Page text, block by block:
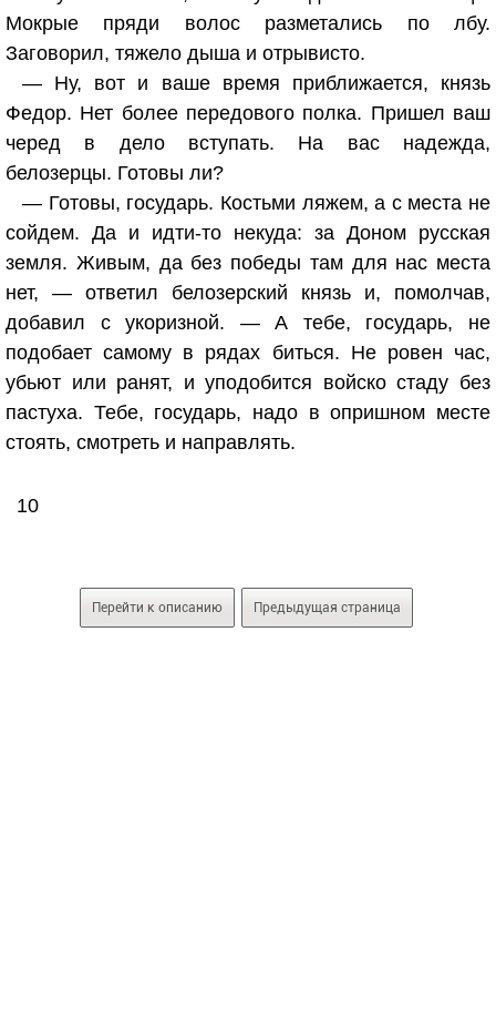
Мокрые пряди волос разметались по лбу.
Заговорил, тяжело дыша и отрывисто.
— Ну, вот и ваше время приближается, князь
Федор. Нет более передового полка. Пришел ваш
черед в дело вступать. На вас надежда,
белозерцы. Готовы ли?
— Готовы, государь. Костьми ляжем, а с места не
сойдем. Да и идти-то некуда: за Доном русская
земля. Живым, да без победы там для нас места
нет, — ответил белозерский князь и, помолчав,
добавил с укоризной. — А тебе, государь, не
подобает самому в рядах биться. Не ровен час,
убьют или ранят, и уподобится войско стаду без
пастуха. Тебе, государь, надо в опришном месте
стоять, смотреть и направлять.
10
Перейти к описанию Предыдущая страница